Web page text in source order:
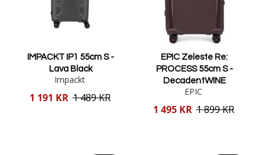
IMPACKT IP1 55cm S -
Lava Black
Impackt
Reducerat
1 191 KR 1 489 KR
EPIC Zeleste Re:
PROCESS 55cm S -
DecadentWINE
EPIC
Reducerat
1 495 KR 1 899 KR